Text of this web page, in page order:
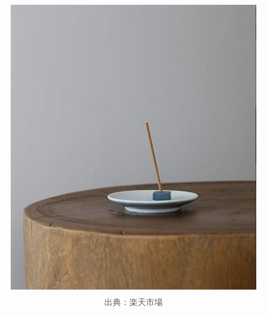
出典：楽天市場